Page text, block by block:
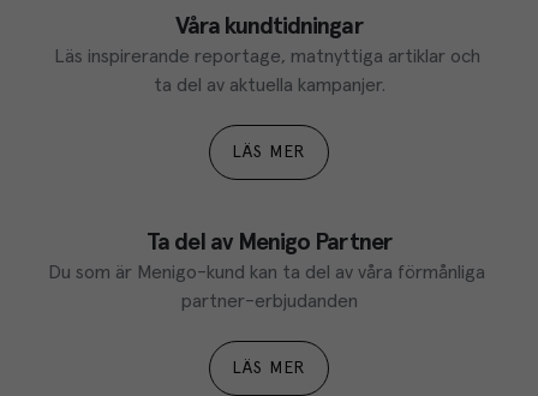
Våra kundtidningar
Läs inspirerande reportage, matnyttiga artiklar och
ta del av aktuella kampanjer.
LÄS MER
Ta del av Menigo Partner
Du som är Menigo-kund kan ta del av våra förmånliga
partner-erbjudanden
LÄS MER